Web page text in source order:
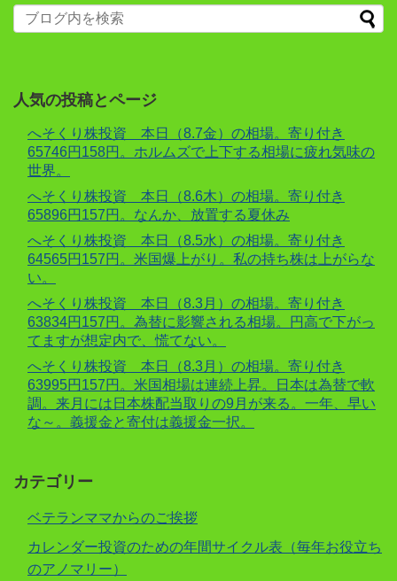
人気の投稿とページ
へそくり株投資 本日（8.7金）の相場。寄り付き
65746円158円。ホルムズで上下する相場に疲れ気味の
世界。
へそくり株投資 本日（8.6木）の相場。寄り付き
65896円157円。なんか、放置する夏休み
へそくり株投資 本日（8.5水）の相場。寄り付き
64565円157円。米国爆上がり。私の持ち株は上がらな
い。
へそくり株投資 本日（8.3月）の相場。寄り付き
63834円157円。為替に影響される相場。円高で下がっ
てますが想定内で、慌てない。
へそくり株投資 本日（8.3月）の相場。寄り付き
63995円157円。米国相場は連続上昇。日本は為替で軟
調。来月には日本株配当取りの9月が来る。一年、早い
な～。義援金と寄付は義援金一択。
カテゴリー
ベテランママからのご挨拶
カレンダー投資のための年間サイクル表（毎年お役立ち
のアノマリー）